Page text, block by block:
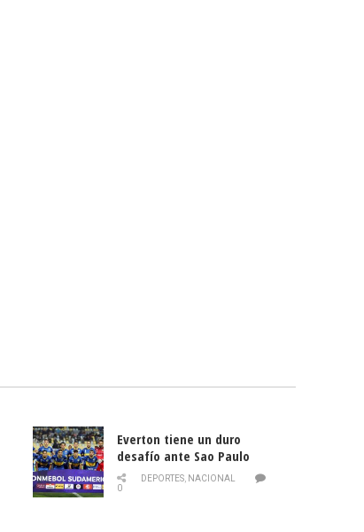
Everton tiene un duro
desafío ante Sao Paulo
DEPORTES, NACIONAL
0